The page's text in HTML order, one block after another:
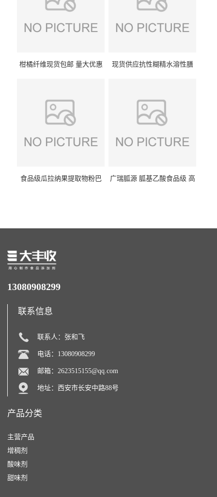
柑橘纤维现货包邮 量大优惠
现货供应抗性糊精水溶性膳
食品级瓜拉纳果提取物粉巴
广瑞胍源 胍基乙酸食品级 高
13080908299
联系信息
联系人：张和飞
电话：13080908299
邮箱： 2623515155@qq.com
地址：西安市长安中路88号
产品分类
主营产品
增稠剂
酸味剂
甜味剂